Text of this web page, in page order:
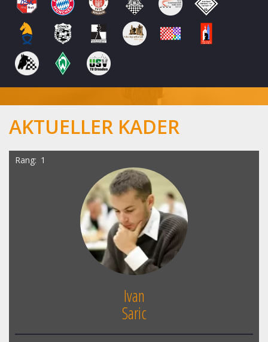
AKTUELLER KADER
Rang 1
Ivan
Saric